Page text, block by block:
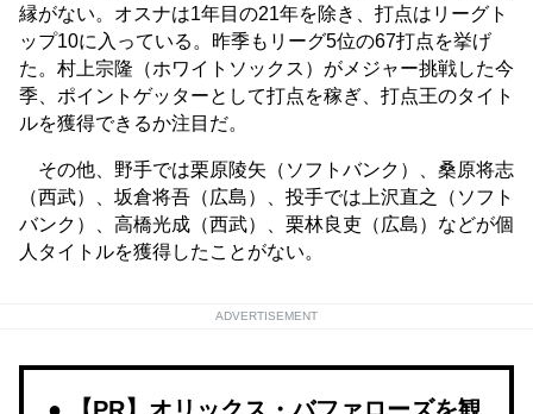
縁がない。オスナは1年目の21年を除き、打点はリーグト
ップ10に入っている。昨季もリーグ5位の67打点を挙げ
た。村上宗隆（ホワイトソックス）がメジャー挑戦した今
季、ポイントゲッターとして打点を稼ぎ、打点王のタイト
ルを獲得できるか注目だ。
その他、野手では栗原陵矢（ソフトバンク）、桑原将志
（西武）、坂倉将吾（広島）、投手では上沢直之（ソフト
バンク）、高橋光成（西武）、栗林良吏（広島）などが個
人タイトルを獲得したことがない。
ADVERTISEMENT
【PR】オリックス・バファローズを観